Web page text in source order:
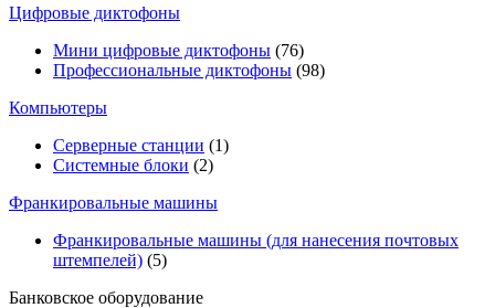
Цифровые диктофоны
Мини цифровые диктофоны (76)
Профессиональные диктофоны (98)
Компьютеры
Серверные станции (1)
Системные блоки (2)
Франкировальные машины
Франкировальные машины (для нанесения почтовых
штемпелей) (5)
Банковское оборудование